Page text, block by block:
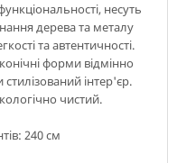
несуть
дерева та металу
та автентичності.
форми відмінно
інтер'єр.
чистий.
240 см